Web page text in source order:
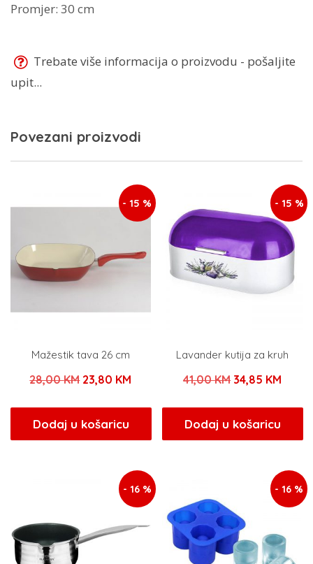
Promjer: 30 cm
Trebate više informacija o proizvodu - pošaljite
upit...
Povezani proizvodi
- 15 %
Mažestik tava 26 cm
28,00KM Izvorna
bila
je:
23,80 KM
23,80 KM.
Dodaj u košaricu
- 15 %
Lavander kutija za kruh
41,00KM Izvorna
bila
je:
34,85 KM
34,85
Dodaj u košaricu
- 16 % - 16 %